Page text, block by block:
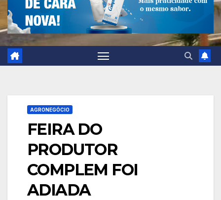
AGRONEGÓCIO
FEIRA DO
PRODUTOR
COMPLEM FOI
ADIADA